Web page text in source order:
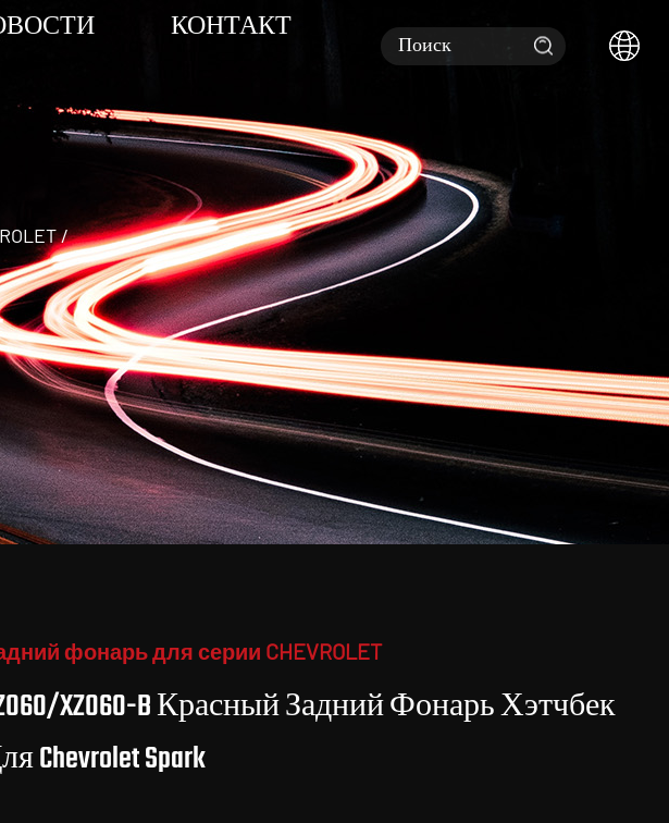
КОНТАКТ
/
фонарь для серии CHEVROLET
XZ060-B Красный Задний Фонарь Хэтчбек
Chevrolet Spark